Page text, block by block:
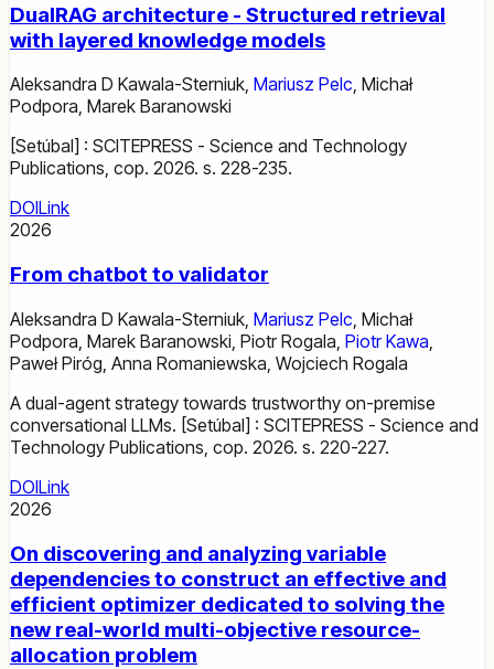
DualRAG architecture - Structured retrieval
with layered knowledge models
Aleksandra D Kawala-Sterniuk, Mariusz Pelc, Michał
Podpora, Marek Baranowski
[Setúbal] : SCITEPRESS - Science and Technology
Publications, cop. 2026. s. 228-235.
DOILink
2026
From chatbot to validator
Aleksandra D Kawala-Sterniuk Mariusz Pelc Michał
Podpora Marek Baranowski Piotr Rogala Piotr Kawa
Paweł Piróg Anna Romaniewska Wojciech Rogala
A dual-agent strategy towards trustworthy on-premise
conversational LLMs. [Setúbal] : SCITEPRESS - Science and
Technology Publications, cop. 2026. s. 220-227.
DOILink
2026
On discovering and analyzing variable
dependencies to construct an effective and
efficient optimizer dedicated to solving the
new real-world multi-objective resource-
allocation problem